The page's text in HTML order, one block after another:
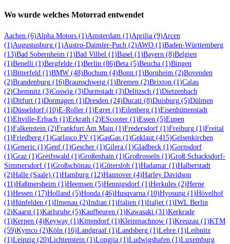
Wo wurde welches Motorrad entwendet
Aachen (6)Alpha Motors (1)Amsterdam (1)Aprilia (9)Arcen
(1)Augustusburg (1)Austro-Daimler-Puch (2)AWO (1)Baden-Württemberg
(13)Bad Sobernheim (1)Bad Vilbel (1)Basel (1)Bayern (8)Belgien
(1)Benelli (1)Bergfelde (1)Berlin (86)Beta (5)Beucha (1)Bingen
(1)Bitterfeld (1)BMW (48)Bochum (4)Bonn (1)Bornheim (2)Bovenden
(2)Brandenburg (16)Braunschweig (1)Bremen (2)Brixton (1)Calau
(2)Chemnitz (3)Coswig (3)Darmstadt (3)Delitzsch (1)Dietzenbach
(1)Ditfurt (1)Dormagen (1)Dresden (24)Ducati (8)Duisburg (5)Dülmen
(1)Düsseldorf (10)E-Roller (1)Egret (1)Eilenberg (1)Eisenhüttenstadt
(1)Eltville-Erbach (1)Erkrath (2)EScooter (1)Essen (5)Eupen
(1)Falkenstein (2)Frankfurt Am Main (1)Fredersdorf (1)Freiburg (1)Freital
(1)Friedberg (1)Garlasco PV (1)GasGas (1)Geklaut (415)Gelsenkirchen
(1)Generic (1)Genf (1)Gescher (1)Gilera (1)Gladbeck (1)Gornsdorf
(1)Graz (1)Greifswald (1)Großenhain (1)Großrosseln (1)Groß Schacksdorf-
Simmersdorf (1)Großschönau (1)Gütersloh (1)Hadamar (1)Halberstadt
(2)Halle (Saale) (1)Hamburg (12)Hannover (4)Harley Davidson
(11)Haßmersheim (1)Heemsen (5)Hennigsdorf (1)Herkules (2)Herne
(1)Hessen (17)Holland (5)Honda (46)Husqvarna (10)Hyosung (1)Hövelhof
(1)Hünfelden (1)Ilmenau (2)Indian (1)Italien (1)Italjet (1)IWL Berlin
(2)Kaarst (1)Karlsruhe (5)Kaufbeuren (1)Kawasaki (31)Kerkrade
(1)Kerpen (4)Keyway (1)Kittendorf (1)Kleinmachnow (1)Kreuzau (1)KTM
(59)Kymco (2)Köln (16)Landgraaf (1)Landsberg (1)Lehre (1)Leibnitz
(1)Leipzig (20)Lichtenstein (1)Longjia (1)Ludwigshafen (1)Luxemburg